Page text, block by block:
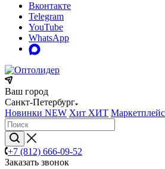
Вконтакте
Telegram
YouTube
WhatsApp
Ваш город
Санкт-Петербург
Новинки NEW Хит ХИТ Маркетплейс
+7 (812) 666-09-52
Заказать звонок